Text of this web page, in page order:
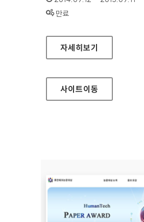
상태 :
만료
삼성전자 승마단 홈페이지
자세히보기
사이트이동